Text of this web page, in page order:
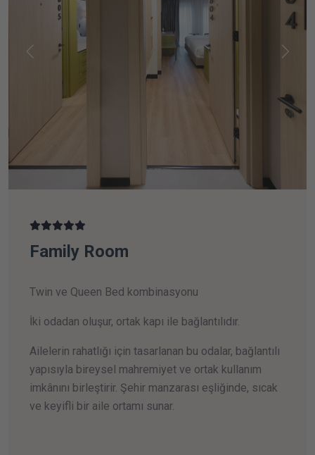
Family Room
Twin ve Queen Bed kombinasyonu
İki odadan oluşur, ortak kapı ile bağlantılıdır.
Ailelerin rahatlığı için tasarlanan bu odalar, bağlantılı
yapısıyla bireysel mahremiyet ve ortak kullanım
imkânını birleştirir. Şehir manzarası eşliğinde, sıcak
ve keyifli bir aile ortamı sunar.